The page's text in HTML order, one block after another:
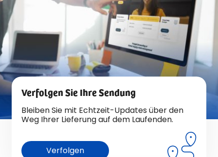
Verfolgen Sie Ihre Sendung
Bleiben Sie mit Echtzeit-Updates über den
Weg Ihrer Lieferung auf dem Laufenden.
Verfolgen